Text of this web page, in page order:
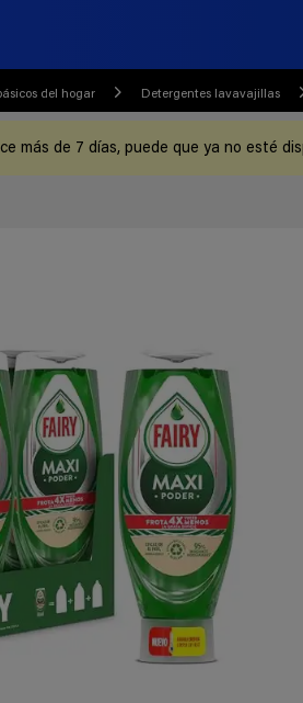
del hogar Detergentes lavavajillas
más de 7 días, puede que ya no esté